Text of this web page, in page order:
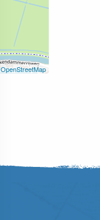
OpenStreetMap